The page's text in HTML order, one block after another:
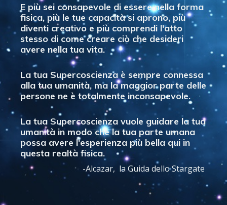
E più sei consapevole di essere nella forma
fisica, più le tue capacità si aprono, più
diventi creativo e più comprendi l'atto
stesso di come creare ciò che desideri
avere nella tua vita.
La tua Supercoscienza è sempre connessa
alla tua umanità, ma la maggior parte delle
persone ne è totalmente inconsapevole.
La tua Supercoscienza vuole guidare la tua
umanità in modo che la tua parte umana
possa avere l'esperienza più bella qui in
questa realtà fisica.
-Alcazar, la Guida dello Stargate